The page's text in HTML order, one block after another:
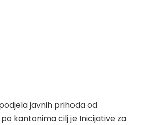
javnih prihoda od
kantonima cilj je Inicijative za